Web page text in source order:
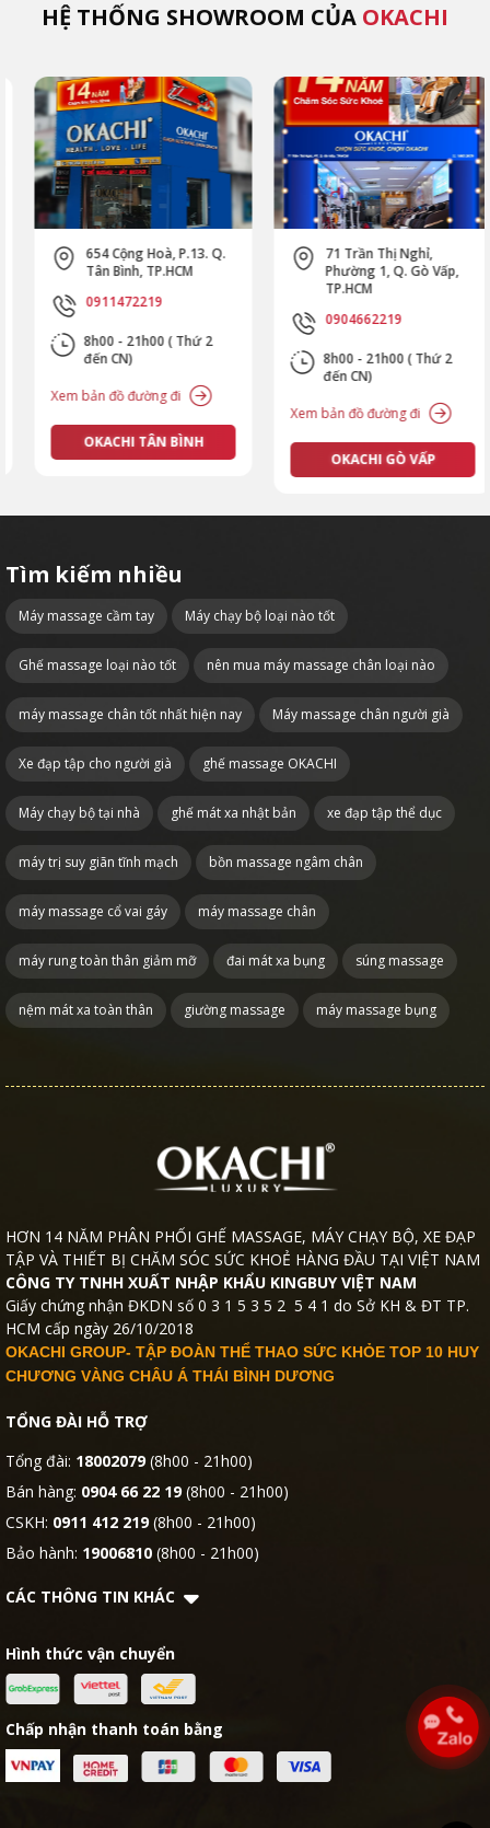
HỆ THỐNG SHOWROOM CỦA OKACHI
654 Cộng Hoà, P.13. Q.
Tân Bình, TP.HCM
0911472219
8h00 - 21h00 ( Thứ 2
đến CN)
Xem bản đồ đường đi
OKACHI TÂN BÌNH
71 Trần Thị Nghỉ,
Phường 1, Q. Gò Vấp,
TP.HCM
0904662219
8h00 - 21h00 ( Thứ 2
đến CN)
Xem bản đồ đường đi
OKACHI GÒ VẤP
Tìm kiếm nhiều
Máy massage cầm tay Máy chạy bộ loại nào tốt
Ghế massage loại nào tốt nên mua máy massage chân loại nào
máy massage chân tốt nhất hiện nay Máy massage chân người già
Xe đạp tập cho người già ghế massage OKACHI
Máy chạy bộ tại nhà ghế mát xa nhật bản xe đạp tập thể dục
máy trị suy giãn tĩnh mạch bồn massage ngâm chân
máy massage cổ vai gáy máy massage chân
máy rung toàn thân giảm mỡ đai mát xa bụng súng massage
nệm mát xa toàn thân giường massage máy massage bụng
HƠN 14 NĂM PHÂN PHỐI GHẾ MASSAGE, MÁY CHẠY BỘ, XE ĐẠP
TẬP VÀ THIẾT BỊ CHĂM SÓC SỨC KHOẺ HÀNG ĐẦU TẠI VIỆT NAM
CÔNG TY TNHH XUẤT NHẬP KHẨU KINGBUY VIỆT NAM
Giấy chứng nhận ĐKDN số 0 3 1 5 3 5 2 5 4 1 do Sở KH & ĐT TP.
HCM cấp ngày 26/10/2018
OKACHI GROUP- TẬP ĐOÀN THỂ THAO SỨC KHỎE TOP 10 HUY
CHƯƠNG VÀNG CHÂU Á THÁI BÌNH DƯƠNG
TỔNG ĐÀI HỖ TRỢ
Tổng đài: 18002079(8h00 - 21h00)
Bán hàng: 0904 66 22 19(8h00 - 21h00)
CSKH: 0911 412 219(8h00 - 21h00)
Bảo hành: 19006810 (8h00 - 21h00)
CÁC THÔNG TIN KHÁC
Hình thức vận chuyển
Chấp nhận thanh toán bằng